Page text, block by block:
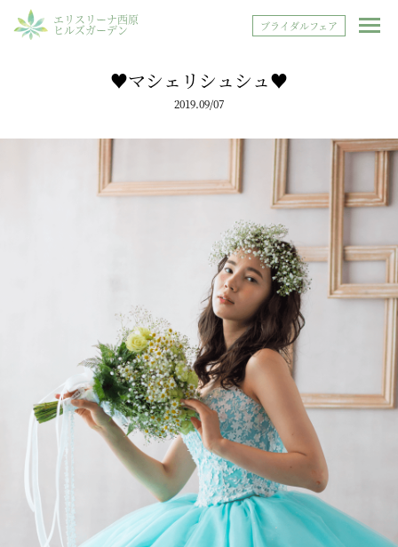
エリスリーナ西原
ヒルズガーデン ブライダルフェア
♥マシェリシュシュ♥
2019.09/07